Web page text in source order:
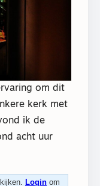
om dit
kerk met
ik de
acht uur
Login om